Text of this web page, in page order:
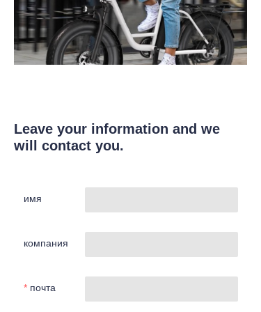
Leave your information and we
will contact you.
имя
компания
почта